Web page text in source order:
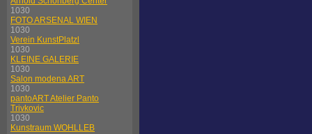
1030
FOTO ARSENAL WIEN
1030
Verein KunstPlatzl
1030
KLEINE GALERIE
1030
Salon modena ART
1030
pantoART Atelier Panto
Trivkovic
1030
Kunstraum WOHLLEB